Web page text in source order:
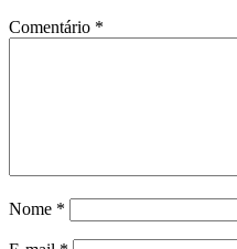
Comentário *
Nome *